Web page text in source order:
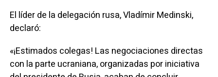
El líder de la delegación rusa, Vladímir Medinski,
declaró:
«¡Estimados colegas! Las negociaciones directas
con la parte ucraniana, organizadas por iniciativa